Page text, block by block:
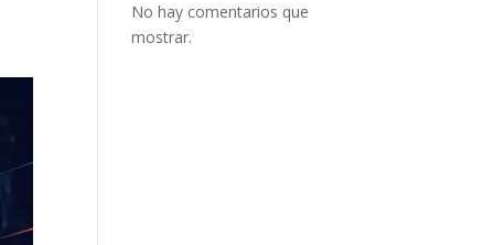
No hay comentarios que
mostrar.